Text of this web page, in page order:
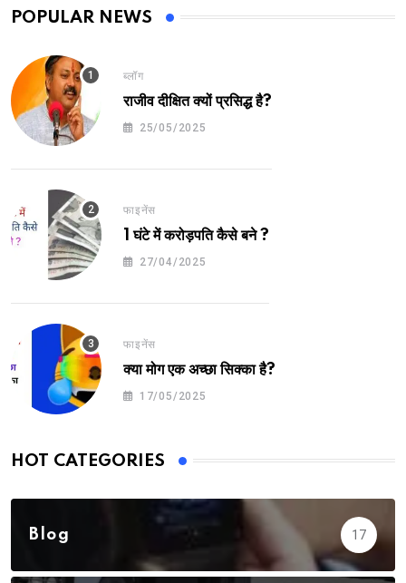
POPULAR NEWS
ब्लॉग
राजीव दीक्षित क्यों प्रसिद्ध है?
25/05/2025
फाइनेंस
1 घंटे में करोड़पति कैसे बने ?
27/04/2025
फाइनेंस
क्या मोग एक अच्छा सिक्का है?
17/05/2025
HOT CATEGORIES
Blog 17